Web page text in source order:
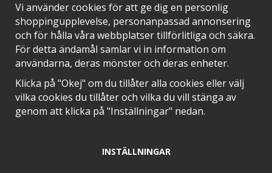
SNABB LEVERANS MED
EN DEL AV
Vi använder cookies för att ge dig en personlig
shoppingupplevelse, personanpassad annonsering
och för hålla våra webbplatser tillförlitliga och säkra.
För detta ändamål samlar vi in information om
användarna, deras mönster och deras enheter.
Klicka på "Okej" om du tillåter alla cookies eller välj
vilka cookies du tillåter och vilka du vill stänga av
genom att klicka på "Inställningar" nedan.
INSTÄLLNINGAR